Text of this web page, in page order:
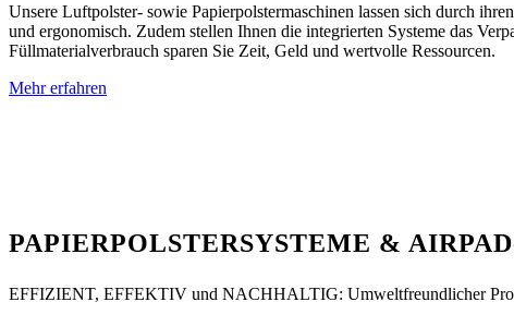
Unsere Luftpolster- sowie Papierpolstermaschinen lassen sich durch
und ergonomisch. Zudem stellen Ihnen die integrierten Systeme das
Füllmaterialverbrauch sparen Sie Zeit, Geld und wertvolle Ressourcen.
Mehr erfahren
PAPIERPOLSTERSYSTEME &
EFFIZIENT, EFFEKTIV und NACHHALTIG: Umweltfreundlicher